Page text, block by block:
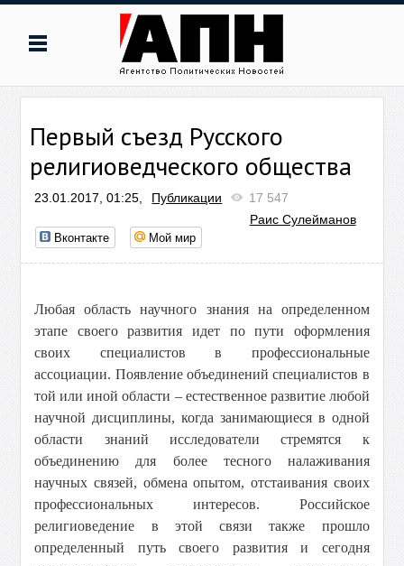
Первый съезд Русского
религиоведческого общества
23.01.2017, 01:25, Публикации
17 547
Раис Сулейманов
Вконтакте Мой мир
Любая область научного знания на определенном
этапе своего развития идет по пути оформления
своих специалистов в профессиональные
ассоциации. Появление объединений специалистов в
той или иной области – естественное развитие любой
научной дисциплины, когда занимающиеся в одной
области знаний исследователи стремятся к
объединению для более тесного налаживания
научных связей, обмена опытом, отстаивания своих
профессиональных интересов. Российское
религиоведение в этой связи также прошло
определенный путь своего развития и сегодня